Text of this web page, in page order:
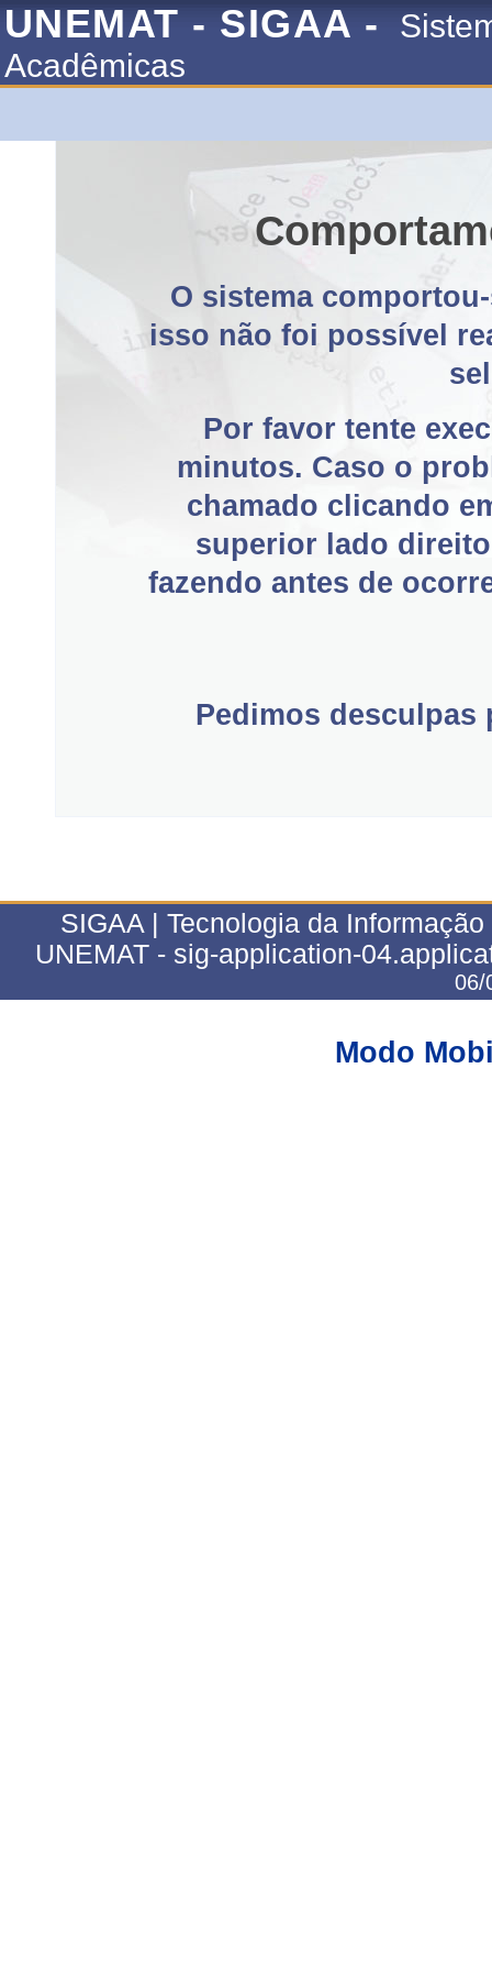
UNEMAT - SIGAA -
Acadêmicas
O sistema
isso não foi possível
Por favor tente
minutos. Caso o
chamado clicando
superior lado
fazendo antes de
Pedimos
SIGAA | Tecnologia da
UNEMAT - sig-application-
06/
Modo